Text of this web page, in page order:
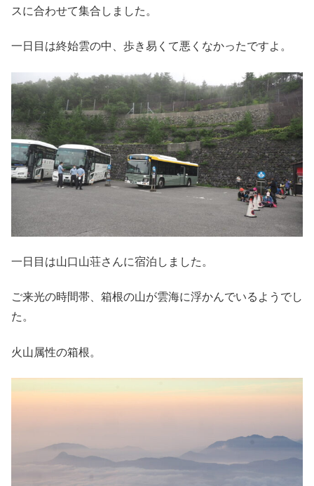
スに合わせて集合しました。
一日目は終始雲の中、歩き易くて悪くなかったですよ。
一日目は山口山荘さんに宿泊しました。
ご来光の時間帯、箱根の山が雲海に浮かんでいるようでし
た。
火山属性の箱根。